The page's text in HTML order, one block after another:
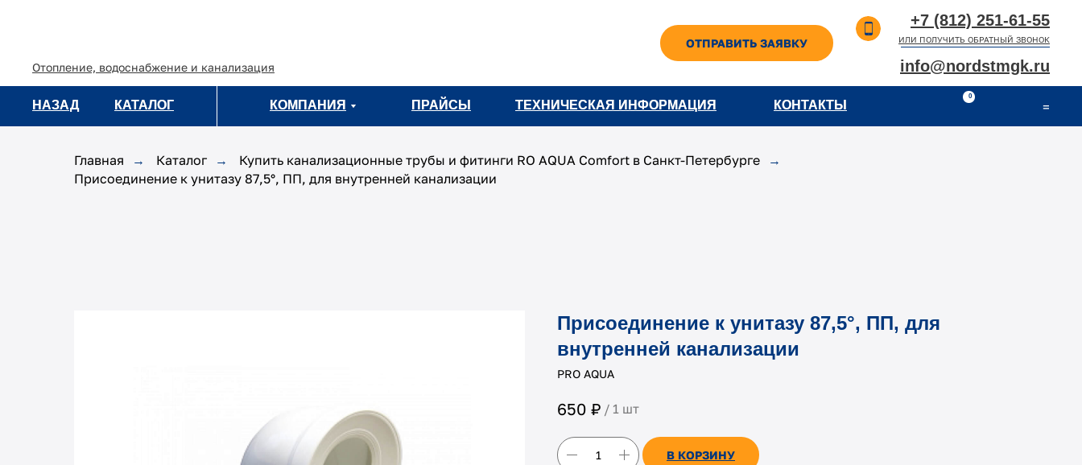
НАЗАД
НАЗАД КАТАЛОГ
КАТАЛОГ КОМПАНИЯ
КОМПАНИЯ ПРАЙСЫ
ПРАЙСЫ =
+7 (812) 251-61-55
info@nordstmgk.ru
ТЕХНИЧЕСКАЯ ИНФОРМАЦИЯ
ТЕХНИЧЕСКАЯ ИНФОРМАЦИЯ КОНТАКТЫ
КОНТАКТЫ
ИЛИ ПОЛУЧИТЬ ОБРАТНЫЙ ЗВОНОК
ОТПРАВИТЬ ЗАЯВКУ
Отопление, водоснабжение и канализация
0
Главная → Каталог → Купить канализационные трубы и фитинги RO AQUA Comfort в Санкт-Петербурге →
Присоединение к унитазу 87,5°, ПП, для внутренней канализации
Присоединение к унитазу 87,5°, ПП, для
внутренней канализации
PRO AQUA
650 ₽ / 1 шт
В КОРЗИНУ